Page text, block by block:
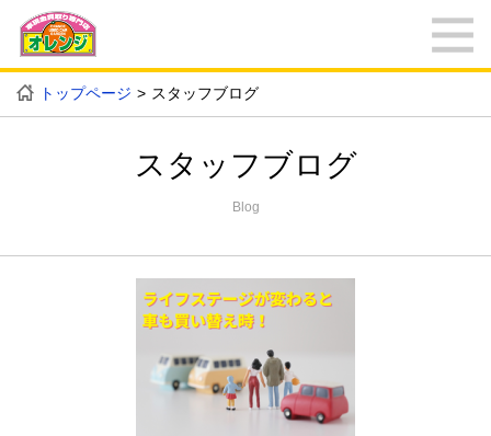
トップページ スタッフブログ
スタッフブログ
Blog